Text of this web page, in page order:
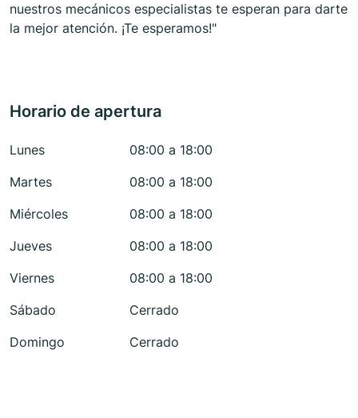
nuestros mecánicos especialistas te esperan para darte
la mejor atención. ¡Te esperamos!"
Horario de apertura
Lunes
08:00 a 18:00
Martes
08:00 a 18:00
Miércoles
08:00 a 18:00
Jueves
08:00 a 18:00
Viernes
08:00 a 18:00
Sábado
Cerrado
Domingo
Cerrado